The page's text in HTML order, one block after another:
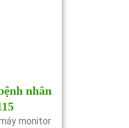
nhân
monitor